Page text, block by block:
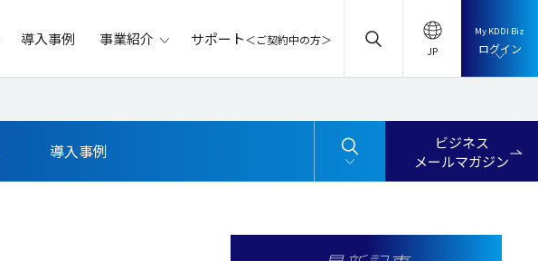
導入事例 事業紹介 サポート＜ご契約中の方＞
My KDDI Biz
ログイン
導入事例
ビジネス
メールマガジン